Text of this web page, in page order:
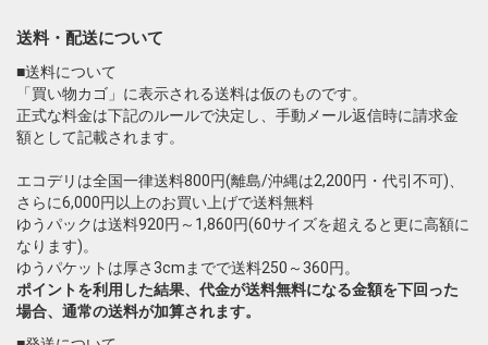
送料・配送について
■送料について
「買い物カゴ」に表示される送料は仮のものです。
正式な料金は下記のルールで決定し、手動メール返信時に請求金
額として記載されます。
エコデリは全国一律送料800円(離島/沖縄は2,200円・代引不可)、
さらに6,000円以上のお買い上げで送料無料
ゆうパックは送料920円～1,860円(60サイズを超えると更に高額に
なります)。
ゆうパケットは厚さ3cmまでで送料250～360円。
ポイントを利用した結果、代金が送料無料になる金額を下回った
場合、通常の送料が加算されます。